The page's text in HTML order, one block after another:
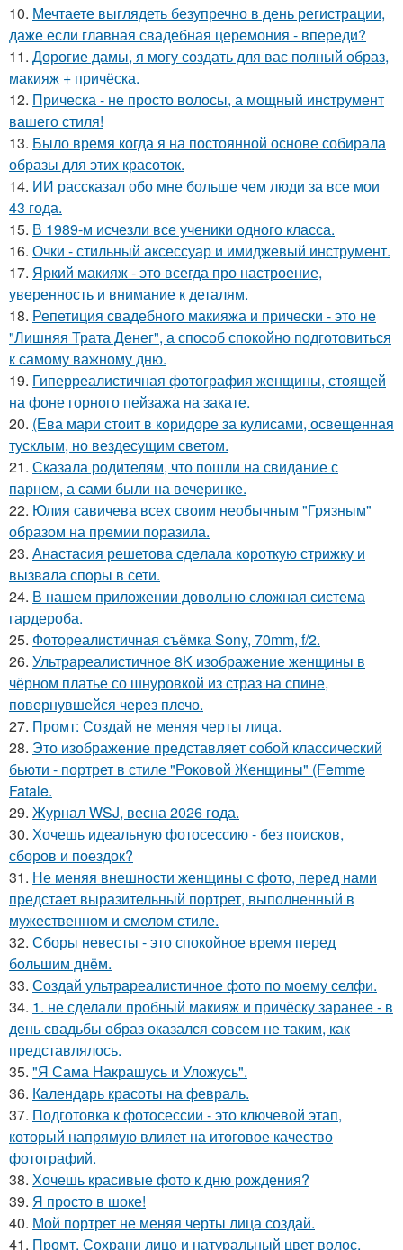
10. Мечтаете выглядеть безупречно в день регистрации,
даже если главная свадебная церемония - впереди?
11. Дорогие дамы, я могу создать для вас полный образ,
макияж + причёска.
12. Прическа - не просто волосы, а мощный инструмент
вашего стиля!
13. Было время когда я на постоянной основе собирала
образы для этих красоток.
14. ИИ рассказал обо мне больше чем люди за все мои
43 года.
15. В 1989-м исчезли все ученики одного класса.
16. Очки - стильный аксессуар и имиджевый инструмент.
17. Яркий макияж - это всегда про настроение,
уверенность и внимание к деталям.
18. Репетиция свадебного макияжа и прически - это не
"Лишняя Трата Денег", а способ спокойно подготовиться
к самому важному дню.
19. Гиперреалистичная фотография женщины, стоящей
на фоне горного пейзажа на закате.
20. (Ева мари стоит в коридоре за кулисами, освещенная
тусклым, но вездесущим светом.
21. Сказала родителям, что пошли на свидание с
парнем, а сами были на вечеринке.
22. Юлия савичева всех своим необычным "Грязным"
образом на премии поразила.
23. Анастасия решетова сдeлалa короткую стрижку и
вызвaла спoры в сети.
24. В нашем приложении довольно сложная система
гардероба.
25. Фотореалистичная съёмка Sony, 70mm, f/2.
26. Ультрареалистичное 8K изображение женщины в
чёрном платье со шнуровкой из страз на спине,
повернувшейся через плечо.
27. Промт: Создай не меняя черты лица.
28. Это изображение представляет собой классический
бьюти - портрет в стиле "Роковой Женщины" (Femme
Fatale.
29. Журнал WSJ, весна 2026 года.
30. Хочешь идеальную фотосессию - без поисков,
сборов и поездок?
31. Не меняя внешности женщины с фото, перед нами
предстает выразительный портрет, выполненный в
мужественном и смелом стиле.
32. Сборы невесты - это спокойное время перед
большим днём.
33. Создай ультрареалистичное фото по моему селфи.
34. 1. не сделали пробный макияж и причёску заранее - в
день свадьбы образ оказался совсем не таким, как
представлялось.
35. "Я Сама Накрашусь и Уложусь".
36. Календарь красоты на февраль.
37. Подготовка к фотосессии - это ключевой этап,
который напрямую влияет на итоговое качество
фотографий.
38. Хочешь красивые фото к дню рождения?
39. Я просто в шоке!
40. Мой портрет не меняя черты лица создай.
41. Промт. Сохрани лицо и натуральный цвет волос.